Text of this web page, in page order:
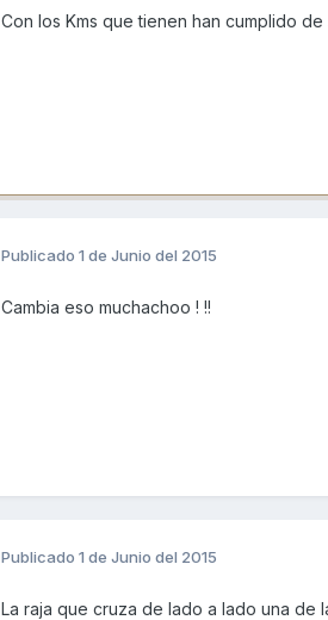
Con los Kms que tienen han cumplido de
Publicado 1 de Junio del 2015
Cambia eso muchachoo ! !!
Publicado 1 de Junio del 2015
La raja que cruza de lado a lado una de